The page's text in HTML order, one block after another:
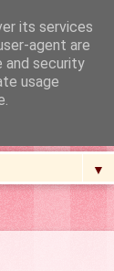
▼
its services
agent are
and security
usage